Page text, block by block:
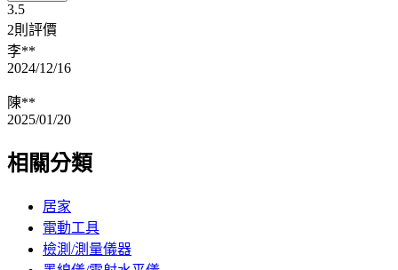
3.5
2則評價
李**
2024/12/16
陳**
2025/01/20
相關分類
居家
電動工具
檢測/測量儀器